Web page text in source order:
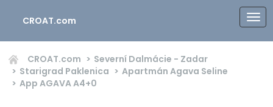
CROAT.com
CROAT.com
Severní Dalmácie - Zadar
Starigrad Paklenica
Apartmán Agava Seline
App AGAVAA4+0